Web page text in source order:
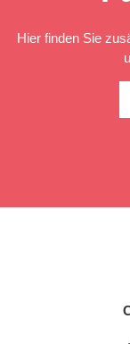
Hier finden Sie